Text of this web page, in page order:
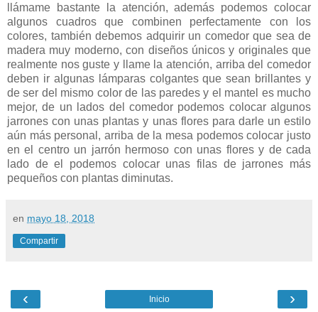
llámame bastante la atención, además podemos colocar
algunos cuadros que combinen perfectamente con los
colores, también debemos adquirir un comedor que sea de
madera muy moderno, con diseños únicos y originales que
realmente nos guste y llame la atención, arriba del comedor
deben ir algunas lámparas colgantes que sean brillantes y
de ser del mismo color de las paredes y el mantel es mucho
mejor, de un lados del comedor podemos colocar algunos
jarrones con unas plantas y unas flores para darle un estilo
aún más personal, arriba de la mesa podemos colocar justo
en el centro un jarrón hermoso con unas flores y de cada
lado de el podemos colocar unas filas de jarrones más
pequeños con plantas diminutas.
en mayo 18, 2018
Compartir
‹ ›
Inicio